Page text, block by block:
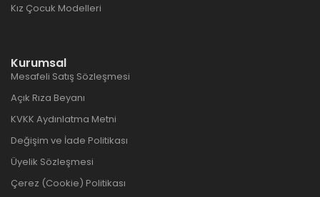
Kız Çocuk Modelleri
Kurumsal
Mesafeli Satış Sözleşmesi
Açık Rıza Beyanı
KVKK Aydınlatma Metni
Değişim ve İade Politikası
Üyelik Sözleşmesi
Çerez (Cookie) Politikası